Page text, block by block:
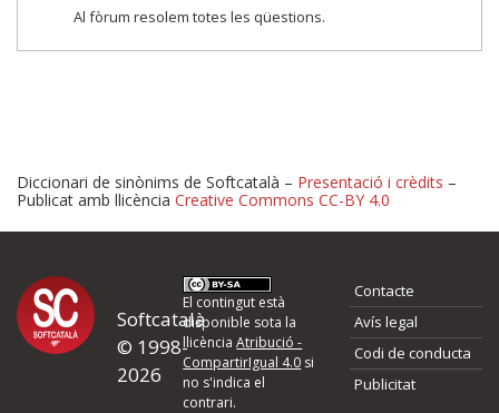
Al fòrum resolem totes les qüestions.
Proposeu-nos millores o
d'errors
Si heu trobat un error o voleu proposar alguna millora, ompliu els
quina és la millora que proposeu o l'error del qual voleu informar-
Diccionari de sinònims de Softcatalà – Presentació i crèdits –
Publicat amb llicència Creative Commons CC-BY 4.0
Softcatalà
© 1998-
2026
El contingut està
disponible sota la
llicènciaAtribució -
CompartirIgual 4.0 si
no s'indica el
contrari.
Contacte
Avís legal
Codi de conducta
Publicitat